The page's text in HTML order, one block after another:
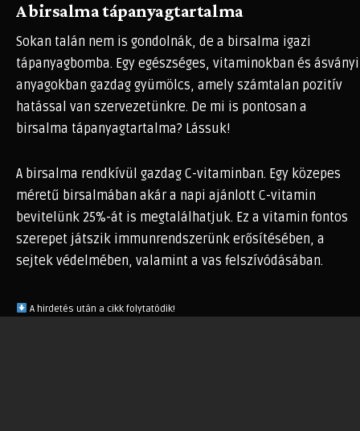
A birsalma tápanyagtartalma
Sokan talán nem is gondolnák, de a birsalma igazi
tápanyagbomba. Egy egészséges, vitaminokban és ásványi
anyagokban gazdag gyümölcs, amely számtalan pozitív
hatással van szervezetünkre. De mi is pontosan a
birsalma tápanyagtartalma? Lássuk!
A birsalma rendkívül gazdag C-vitaminban. Egy közepes
méretű birsalmában akár a napi ajánlott C-vitamin
bevitelünk 25%-át is megtalálhatjuk. Ez a vitamin fontos
szerepet játszik immunrendszerünk erősítésében, a
sejtek védelmében, valamint a vas felszívódásában.
A hirdetés után a cikk folytatódik!